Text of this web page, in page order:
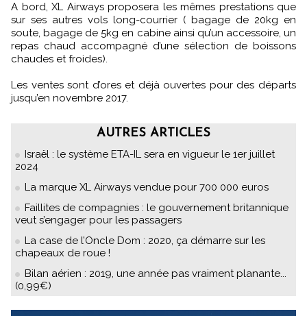
A bord, XL Airways proposera les mêmes prestations que
sur ses autres vols long-courrier ( bagage de 20kg en
soute, bagage de 5kg en cabine ainsi qu’un accessoire, un
repas chaud accompagné d’une sélection de boissons
chaudes et froides).
Les ventes sont d’ores et déjà ouvertes pour des départs
jusqu’en novembre 2017.
AUTRES ARTICLES
Israël : le système ETA-IL sera en vigueur le 1er juillet
2024
La marque XL Airways vendue pour 700 000 euros
Faillites de compagnies : le gouvernement britannique
veut s’engager pour les passagers
La case de l’Oncle Dom : 2020, ça démarre sur les
chapeaux de roue !
Bilan aérien : 2019, une année pas vraiment planante...
(0,99€)